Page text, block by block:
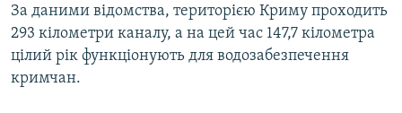
За даними відомства, територією Криму проходить
293 кілометри каналу, а на цей час 147,7 кілометра
цілий рік функціонують для водозабезпечення
кримчан.